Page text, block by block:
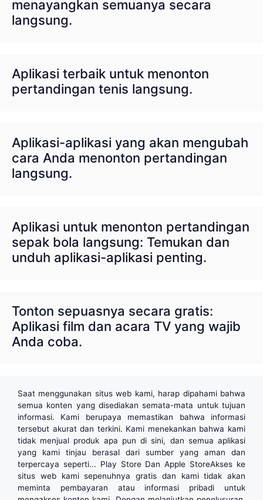
menayangkan semuanya secara
langsung.
Aplikasi terbaik untuk menonton
pertandingan tenis langsung.
Aplikasi-aplikasi yang akan mengubah
cara Anda menonton pertandingan
langsung.
Aplikasi untuk menonton pertandingan
sepak bola langsung: Temukan dan
unduh aplikasi-aplikasi penting.
Tonton sepuasnya secara gratis:
Aplikasi film dan acara TV yang wajib
Anda coba.
Saat menggunakan situs web kami, harap dipahami bahwa
semua konten yang disediakan semata-mata untuk tujuan
informasi. Kami berupaya memastikan bahwa informasi
tersebut akurat dan terkini. Kami menekankan bahwa kami
tidak menjual produk apa pun di sini, dan semua aplikasi
yang kami tinjau berasal dari sumber yang aman dan
terpercaya seperti... Play StoreDanApple StoreAkses ke
situs web kami sepenuhnya gratis dan kami tidak akan
meminta pembayaran atau informasi pribadi untuk